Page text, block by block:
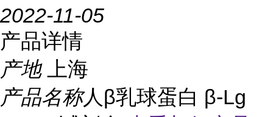
2022-11-05
产品详情
产地
上海
产品名称人β乳球蛋白 β-Lg